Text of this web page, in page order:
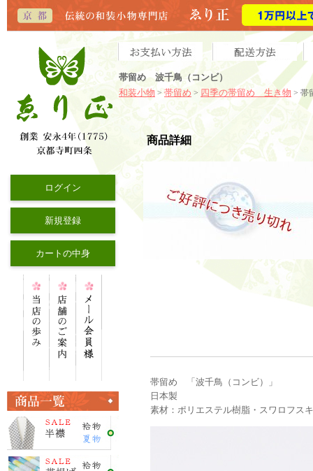
帯留め 波千鳥（コンビ）
和装小物 > 帯留め > 四季の帯留め 生き物 > 帯
ログイン
新規登録
カートの中身
商品詳細
帯留め 「波千鳥（コンビ）」
日本製
素材：ポリエステル樹脂・スワロフス